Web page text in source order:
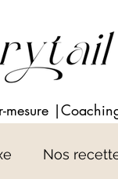
mesure
Nos